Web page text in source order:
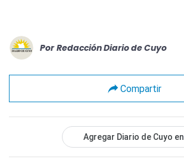
Por Redacción Diario de Cuyo
Compartir
Agregar Diario de Cuyo en